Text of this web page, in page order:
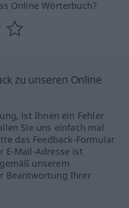
Online Wörterbuch?
zu unseren Online
ist Ihnen ein Fehler
Sie uns einfach mal
das Feedback-Formular
E-Mail-Adresse ist
unserem
Beantwortung Ihrer